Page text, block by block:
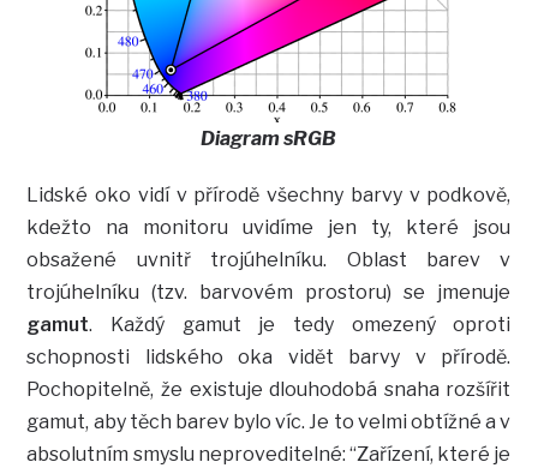
Diagram sRGB
Lidské oko vidí v přírodě všechny barvy v podkově,
kdežto na monitoru uvidíme jen ty, které jsou
obsažené uvnitř trojúhelníku. Oblast barev v
trojúhelníku (tzv. barvovém prostoru) se jmenuje
gamut. Každý gamut je tedy omezený oproti
schopnosti lidského oka vidět barvy v přírodě.
Pochopitelně, že existuje dlouhodobá snaha rozšířit
gamut, aby těch barev bylo víc. Je to velmi obtížné a v
absolutním smyslu neproveditelné: “Zařízení, které je